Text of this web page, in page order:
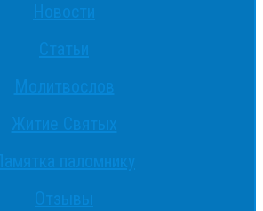
Новости
Статьи
Молитвослов
Житие Святых
паломнику
Отзывы